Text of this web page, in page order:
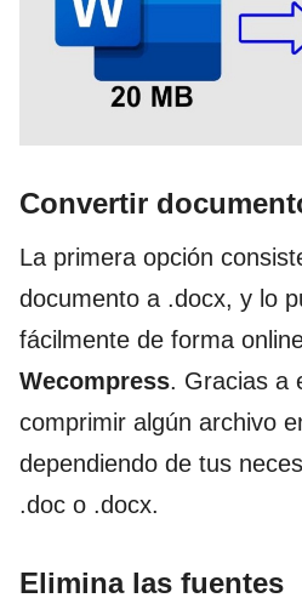
Convertir
La primera opción
documento a .docx, y lo
fácilmente de forma
Wecompress. Gracias a
comprimir algún archivo
dependiendo de tus
.doc o .docx.
Elimina las fuentes